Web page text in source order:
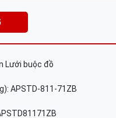
Lưới buộc đồ
APSTD-811-71ZB